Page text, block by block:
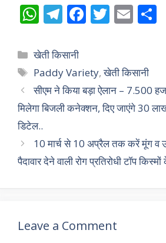
W
at
s
A
p
p
T
e
gr
a
m
F
b
o
o
T
er
E
l
Categories
खेती किसानी
Tags
Paddy Variety,खेती किसानी
सीएम ने किया बड़ा ऐलान – 7.500
मिलेगा बिजली कनेक्शन, दिए जाएंगे 30
डिटेल..
10 मार्च से 10 अप्रैल तक करें मूंग व
पैदावार देने वाली रोग प्रतिरोधी टॉप
Leave a Comment